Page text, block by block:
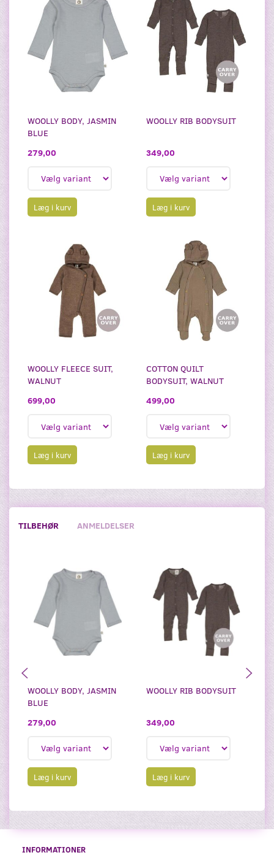
WOOLLY BODY, JASMIN
BLUE
279,00
Læg i kurv
WOOLLY RIB BODYSUIT
349,00
Læg i kurv
WOOLLY FLEECE SUIT,
WALNUT
699,00
Læg i kurv
COTTON QUILT
BODYSUIT, WALNUT
499,00
Læg i kurv
TILBEHØR ANMELDELSER
WOOLLY BODY, JASMIN
BLUE
279,00
Læg i kurv
WOOLLY RIB BODYSUIT
349,00
Læg i kurv
INFORMATIONER